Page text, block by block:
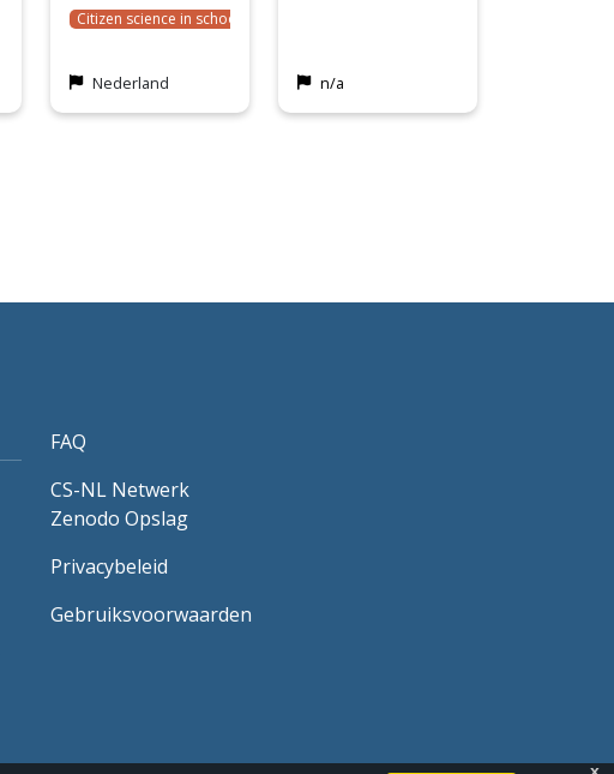
Citizen science in schools
Nederland n/a
FAQ
CS-NL Netwerk
Zenodo Opslag
Privacybeleid
Gebruiksvoorwaarden